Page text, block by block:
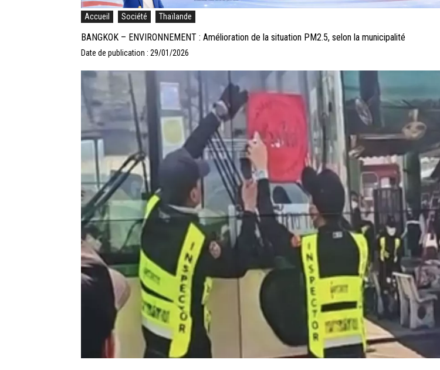
Accueil Société Thaïlande
BANGKOK – ENVIRONNEMENT : Amélioration de la situation PM2.5, selon la municipalité
Date de publication : 29/01/2026